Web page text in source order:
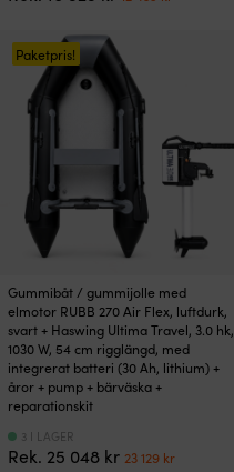
var:
16
525 kr.
Paketpris!
Gummibåt / gummijolle med
elmotor RUBB 270 Air Flex, luftdurk,
svart + Haswing Ultima Travel, 3.0 hk,
1030 W, 54 cm rigglängd, med
integrerat batteri (30 Ah, lithium) +
åror + pump + bärväska +
reparationskit
Rek. 25 048 kr Det
23 129 krDet
3 I LAGER